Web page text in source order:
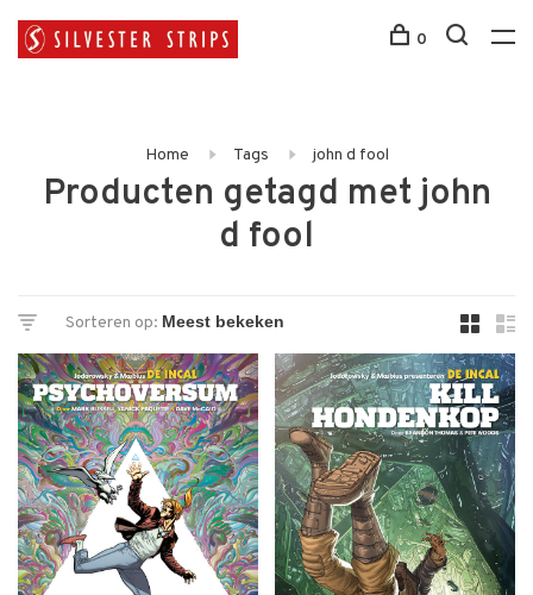
0
Home Tags john d fool
Producten getagd met john
d fool
Sorteren op: